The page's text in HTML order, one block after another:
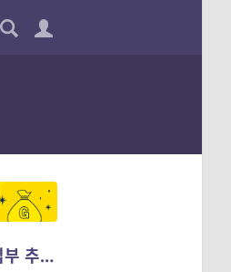
2026년 8월 1차 편집부 추천작